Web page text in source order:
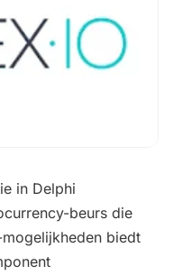
in Delphi
beurs die
biedt